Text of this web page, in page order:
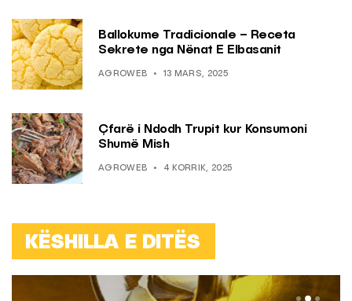
Ballokume Tradicionale – Receta
Sekrete nga Nënat E Elbasanit
AGROWEB 13 MARS, 2025
Çfarë i Ndodh Trupit kur Konsumoni
Shumë Mish
AGROWEB 4 KORRIK, 2025
KËSHILLA E DITËS